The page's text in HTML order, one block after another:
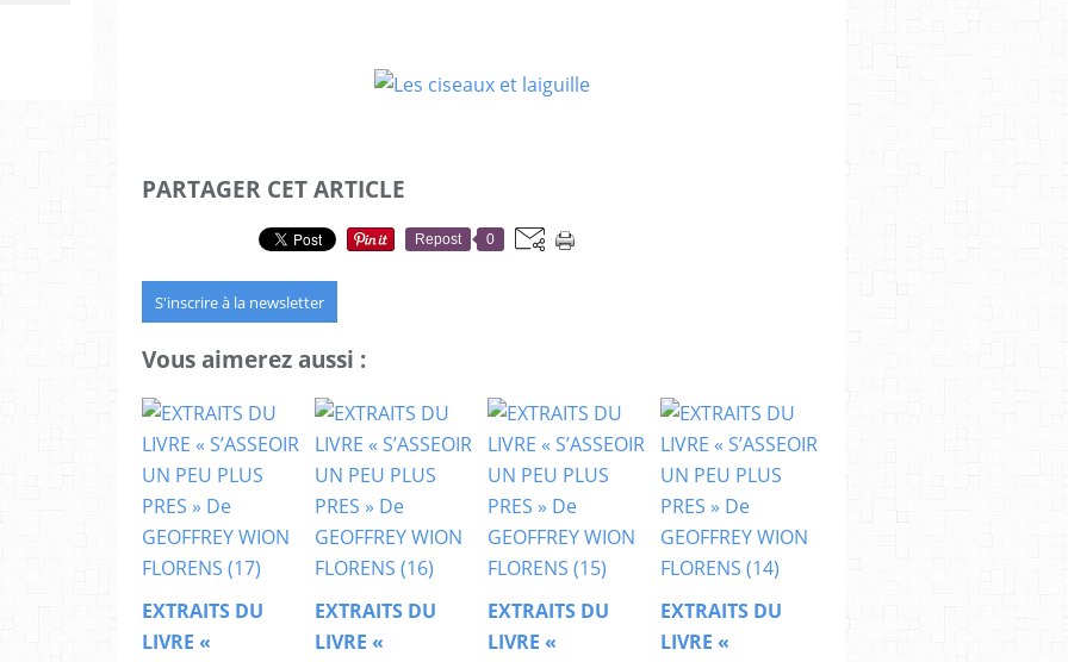
PARTAGER CET ARTICLE
Repost 0
S'inscrire à la newsletter
Vous aimerez aussi :
EXTRAITS DU
LIVRE «
EXTRAITS DU
LIVRE «
EXTRAITS DU
LIVRE «
EXTRAITS DU
LIVRE «